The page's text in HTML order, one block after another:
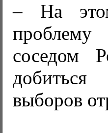
– На
проблему
соседом
выборов